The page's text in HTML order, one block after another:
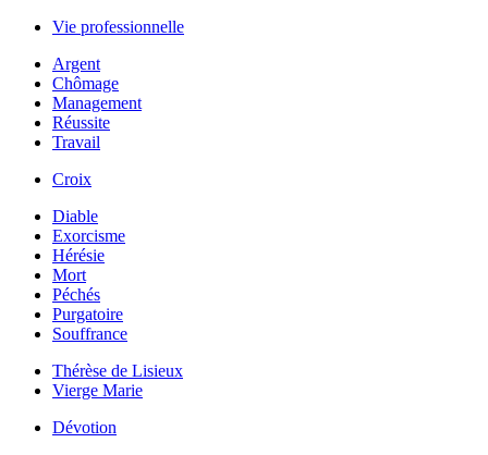
Vie professionnelle
Argent
Chômage
Management
Réussite
Travail
Croix
Diable
Exorcisme
Hérésie
Mort
Péchés
Purgatoire
Souffrance
Thérèse de Lisieux
Vierge Marie
Dévotion